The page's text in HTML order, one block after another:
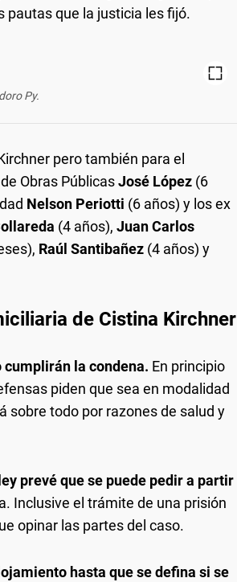
pautas que la justicia les fijó.
Py.
pero también para el
Obras PúblicasJosé López (6
Nelson Periotti (6 años) y los ex
(4 años), Juan Carlos
Raúl Santibañez (4 años) y
de Cistina Kirchner
la condena. En principio
piden que sea en modalidad
sobre todo por razones de salud y
prevé que se puede pedir a partir
Inclusive el trámite de una prisión
opinar las partes del caso.
hasta que se defina si se